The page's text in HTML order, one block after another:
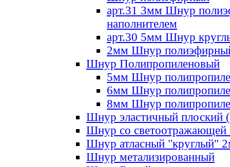
арт.31 3мм Шнур
наполнителем
арт.30 5мм Шнур
2мм Шнур
Шнур Полипропиленовый
5мм Шнур
6мм Шнур
8мм Шнур
Шнур эластичный плоский
Шнур со светоотражающей
Шнур атласный "круглый"
Шнур метализированный